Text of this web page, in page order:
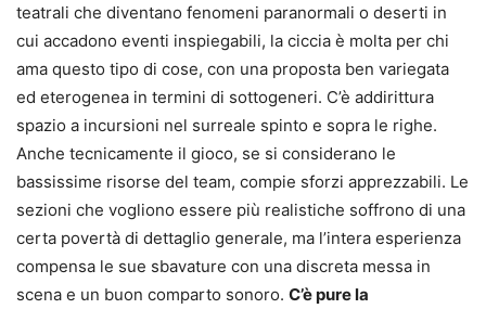
teatrali che diventano fenomeni paranormali o deserti in
cui accadono eventi inspiegabili, la ciccia è molta per chi
ama questo tipo di cose, con una proposta ben variegata
ed eterogenea in termini di sottogeneri. C’è addirittura
spazio a incursioni nel surreale spinto e sopra le righe.
Anche tecnicamente il gioco, se si considerano le
bassissime risorse del team, compie sforzi apprezzabili. Le
sezioni che vogliono essere più realistiche soffrono di una
certa povertà di dettaglio generale, ma l’intera esperienza
compensa le sue sbavature con una discreta messa in
scena e un buon comparto sonoro. C’è pure la